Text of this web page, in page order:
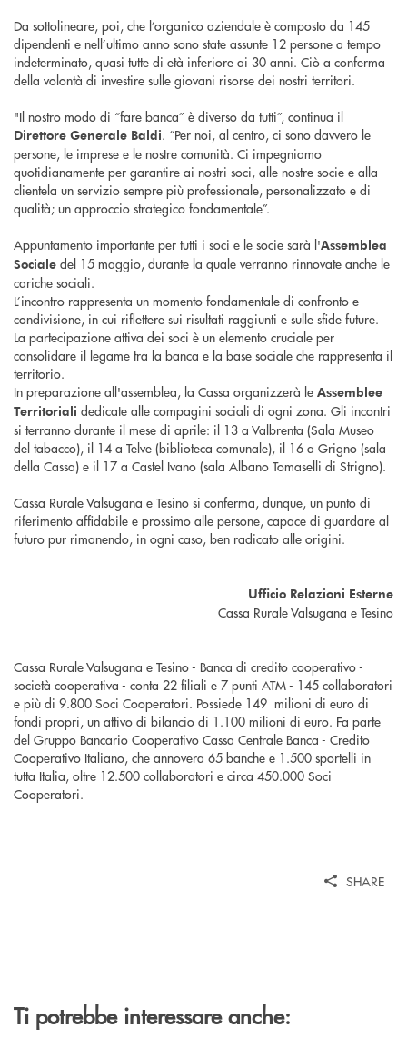
Da sottolineare, poi, che l’organico aziendale è composto da 145
dipendenti e nell’ultimo anno sono state assunte 12 persone a tempo
indeterminato, quasi tutte di età inferiore ai 30 anni. Ciò a conferma
della volontà di investire sulle giovani risorse dei nostri territori.
"Il nostro modo di “fare banca” è diverso da tutti”, continua il
Direttore Generale Baldi. “Per noi, al centro, ci sono davvero le
persone, le imprese e le nostre comunità. Ci impegniamo
quotidianamente per garantire ai nostri soci, alle nostre socie e alla
clientela un servizio sempre più professionale, personalizzato e di
qualità; un approccio strategico fondamentale”.
Appuntamento importante per tutti i soci e le socie sarà l'Assemblea
Sociale del 15 maggio, durante la quale verranno rinnovate anche le
cariche sociali.
L’incontro rappresenta un momento fondamentale di confronto e
condivisione, in cui riflettere sui risultati raggiunti e sulle sfide future.
La partecipazione attiva dei soci è un elemento cruciale per
consolidare il legame tra la banca e la base sociale che rappresenta il
territorio.
In preparazione all'assemblea, la Cassa organizzerà le Assemblee
Territoriali dedicate alle compagini sociali di ogni zona. Gli incontri
si terranno durante il mese di aprile: il 13 a Valbrenta (Sala Museo
del tabacco), il 14 a Telve (biblioteca comunale), il 16 a Grigno (sala
della Cassa) e il 17 a Castel Ivano (sala Albano Tomaselli di Strigno).
Cassa Rurale Valsugana e Tesino si conferma, dunque, un punto di
riferimento affidabile e prossimo alle persone, capace di guardare al
futuro pur rimanendo, in ogni caso, ben radicato alle origini.
Ufficio Relazioni Esterne
Cassa Rurale Valsugana e Tesino
Cassa Rurale Valsugana e Tesino - Banca di credito cooperativo -
società cooperativa - conta 22 filiali e 7 punti ATM - 145 collaboratori
e più di 9.800 Soci Cooperatori. Possiede 149 milioni di euro di
fondi propri, un attivo di bilancio di 1.100 milioni di euro. Fa parte
del Gruppo Bancario Cooperativo Cassa Centrale Banca - Credito
Cooperativo Italiano, che annovera 65 banche e 1.500 sportelli in
tutta Italia, oltre 12.500 collaboratori e circa 450.000 Soci
Cooperatori.
SHARE
Ti potrebbe interessare anche: